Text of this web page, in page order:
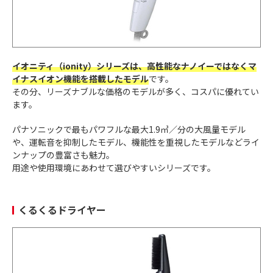
イオニティ（ionity）シリーズは、高性能なナノイーではなくマ
イナスイオン機能を搭載したモデルです。
その分、リーズナブルな価格のモデルが多く、コスパに優れてい
ます。
パナソニックで最もパワフルな最大1.9㎥／分の大風量モデル
や、運転音を抑制したモデル、機能性を重視したモデルなどライ
ンナップの豊富さも魅力。
用途や使用環境にあわせて選びやすいシリーズです。
くるくるドライヤー